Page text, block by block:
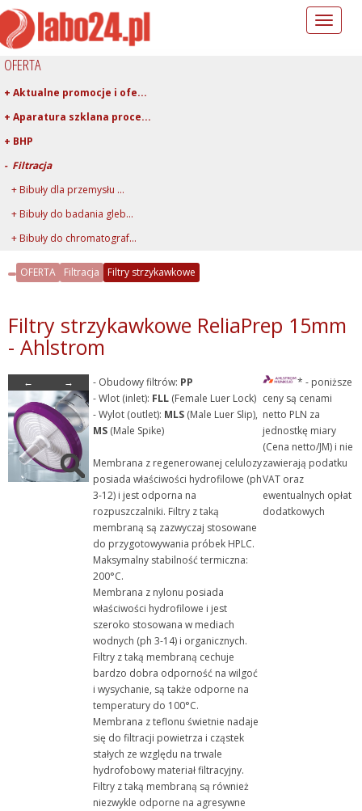
Toggle
OFERTA
+ Aktualne promocje i ofe...
+ Aparatura szklana proce...
+ BHP
- Filtracja
+ Bibuły dla przemysłu ...
+ Bibuły do badania gleb...
+ Bibuły do chromatograf...
+ Bibuły i sączki iloś...
+ Bibuły i sączki jako�...
- Filtry strzykawkowe
+ Filtry z mikrowłókien...
+ Filtry z mikrowłókien...
+ Gilzy ekstrakcyjne
+ Inne bibuły i papiery
+ Zestawy do filtracji
+ Heathrow Scientific
+ Meble laboratoryjne
+ Odczynniki chemiczne
+ Pipetowanie i dawkowani...
+ Plastiki laboratoryjne
+ Porcelana laboratoryjna
+ Rury, pręty, kapilary ...
+ Szkło kwarcowe
+ Szkło laboratoryjne
+ Termometry / Areometry
+ Urządzenia laboratoryj...
+ Wyroby metalowe
+ Wyroby z gumy, drewna, ...
OFERTA Filtracja Filtry strzykawkowe
Filtry strzykawkowe ReliaPrep 15mm
- Ahlstrom
← → - Obudowy filtrów: PP
- Wlot (inlet): FLL (Female Luer Lock)
- Wylot (outlet): MLS (Male Luer Slip),
MS (Male Spike)
Membrana z regenerowanej celulozy
posiada właściwości hydrofilowe (ph
3-12) i jest odporna na
rozpuszczalniki. Filtry z taką
membraną są zazwyczaj stosowane
do przygotowywania próbek HPLC.
Maksymalny stabilność termiczna:
200°C.
Membrana z nylonu posiada
właściwości hydrofilowe i jest
szeroko stosowana w mediach
wodnych (ph 3-14) i organicznych.
Filtry z taką membraną cechuje
bardzo dobra odporność na wilgoć
i wysychanie, są także odporne na
temperatury do 100°C.
Membrana z teflonu świetnie nadaje
się do filtracji powietrza i cząstek
stałych ze względu na trwale
hydrofobowy materiał filtracyjny.
Filtry z taką membraną są również
niezwykle odporne na agresywne
* - poniższe
ceny są cenami
netto PLN za
jednostkę miary
(Cena netto/JM) i nie
zawierają podatku
VAT oraz
ewentualnych opłat
dodatkowych